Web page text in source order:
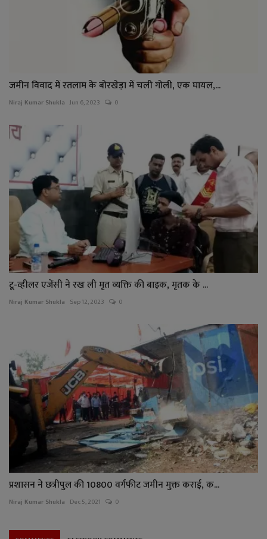
जमीन विवाद में रतलाम के बोरखेड़ा में चली गोली, एक घायल,...
Niraj Kumar Shukla Jun 6, 2023 0
टू-व्हीलर एजेंसी ने रख ली मृत व्यक्ति की बाइक, मृतक के ...
Niraj Kumar Shukla Sep 12, 2023 0
प्रशासन ने छत्रीपुल की 10800 वर्गफीट जमीन मुक्त कराई, क...
Niraj Kumar Shukla Dec 5, 2021 0